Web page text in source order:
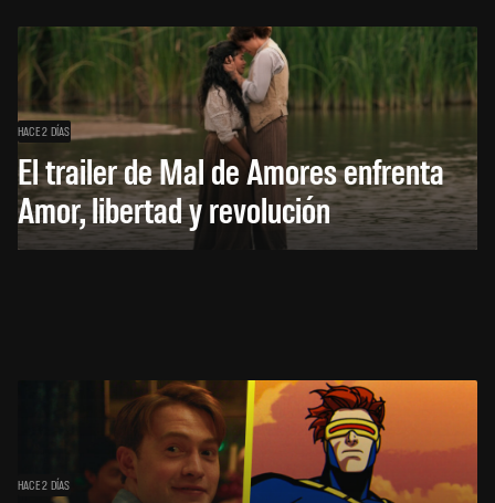
HACE 2 DÍAS
El trailer de Mal de Amores enfrenta
Amor, libertad y revolución
HACE 2 DÍAS